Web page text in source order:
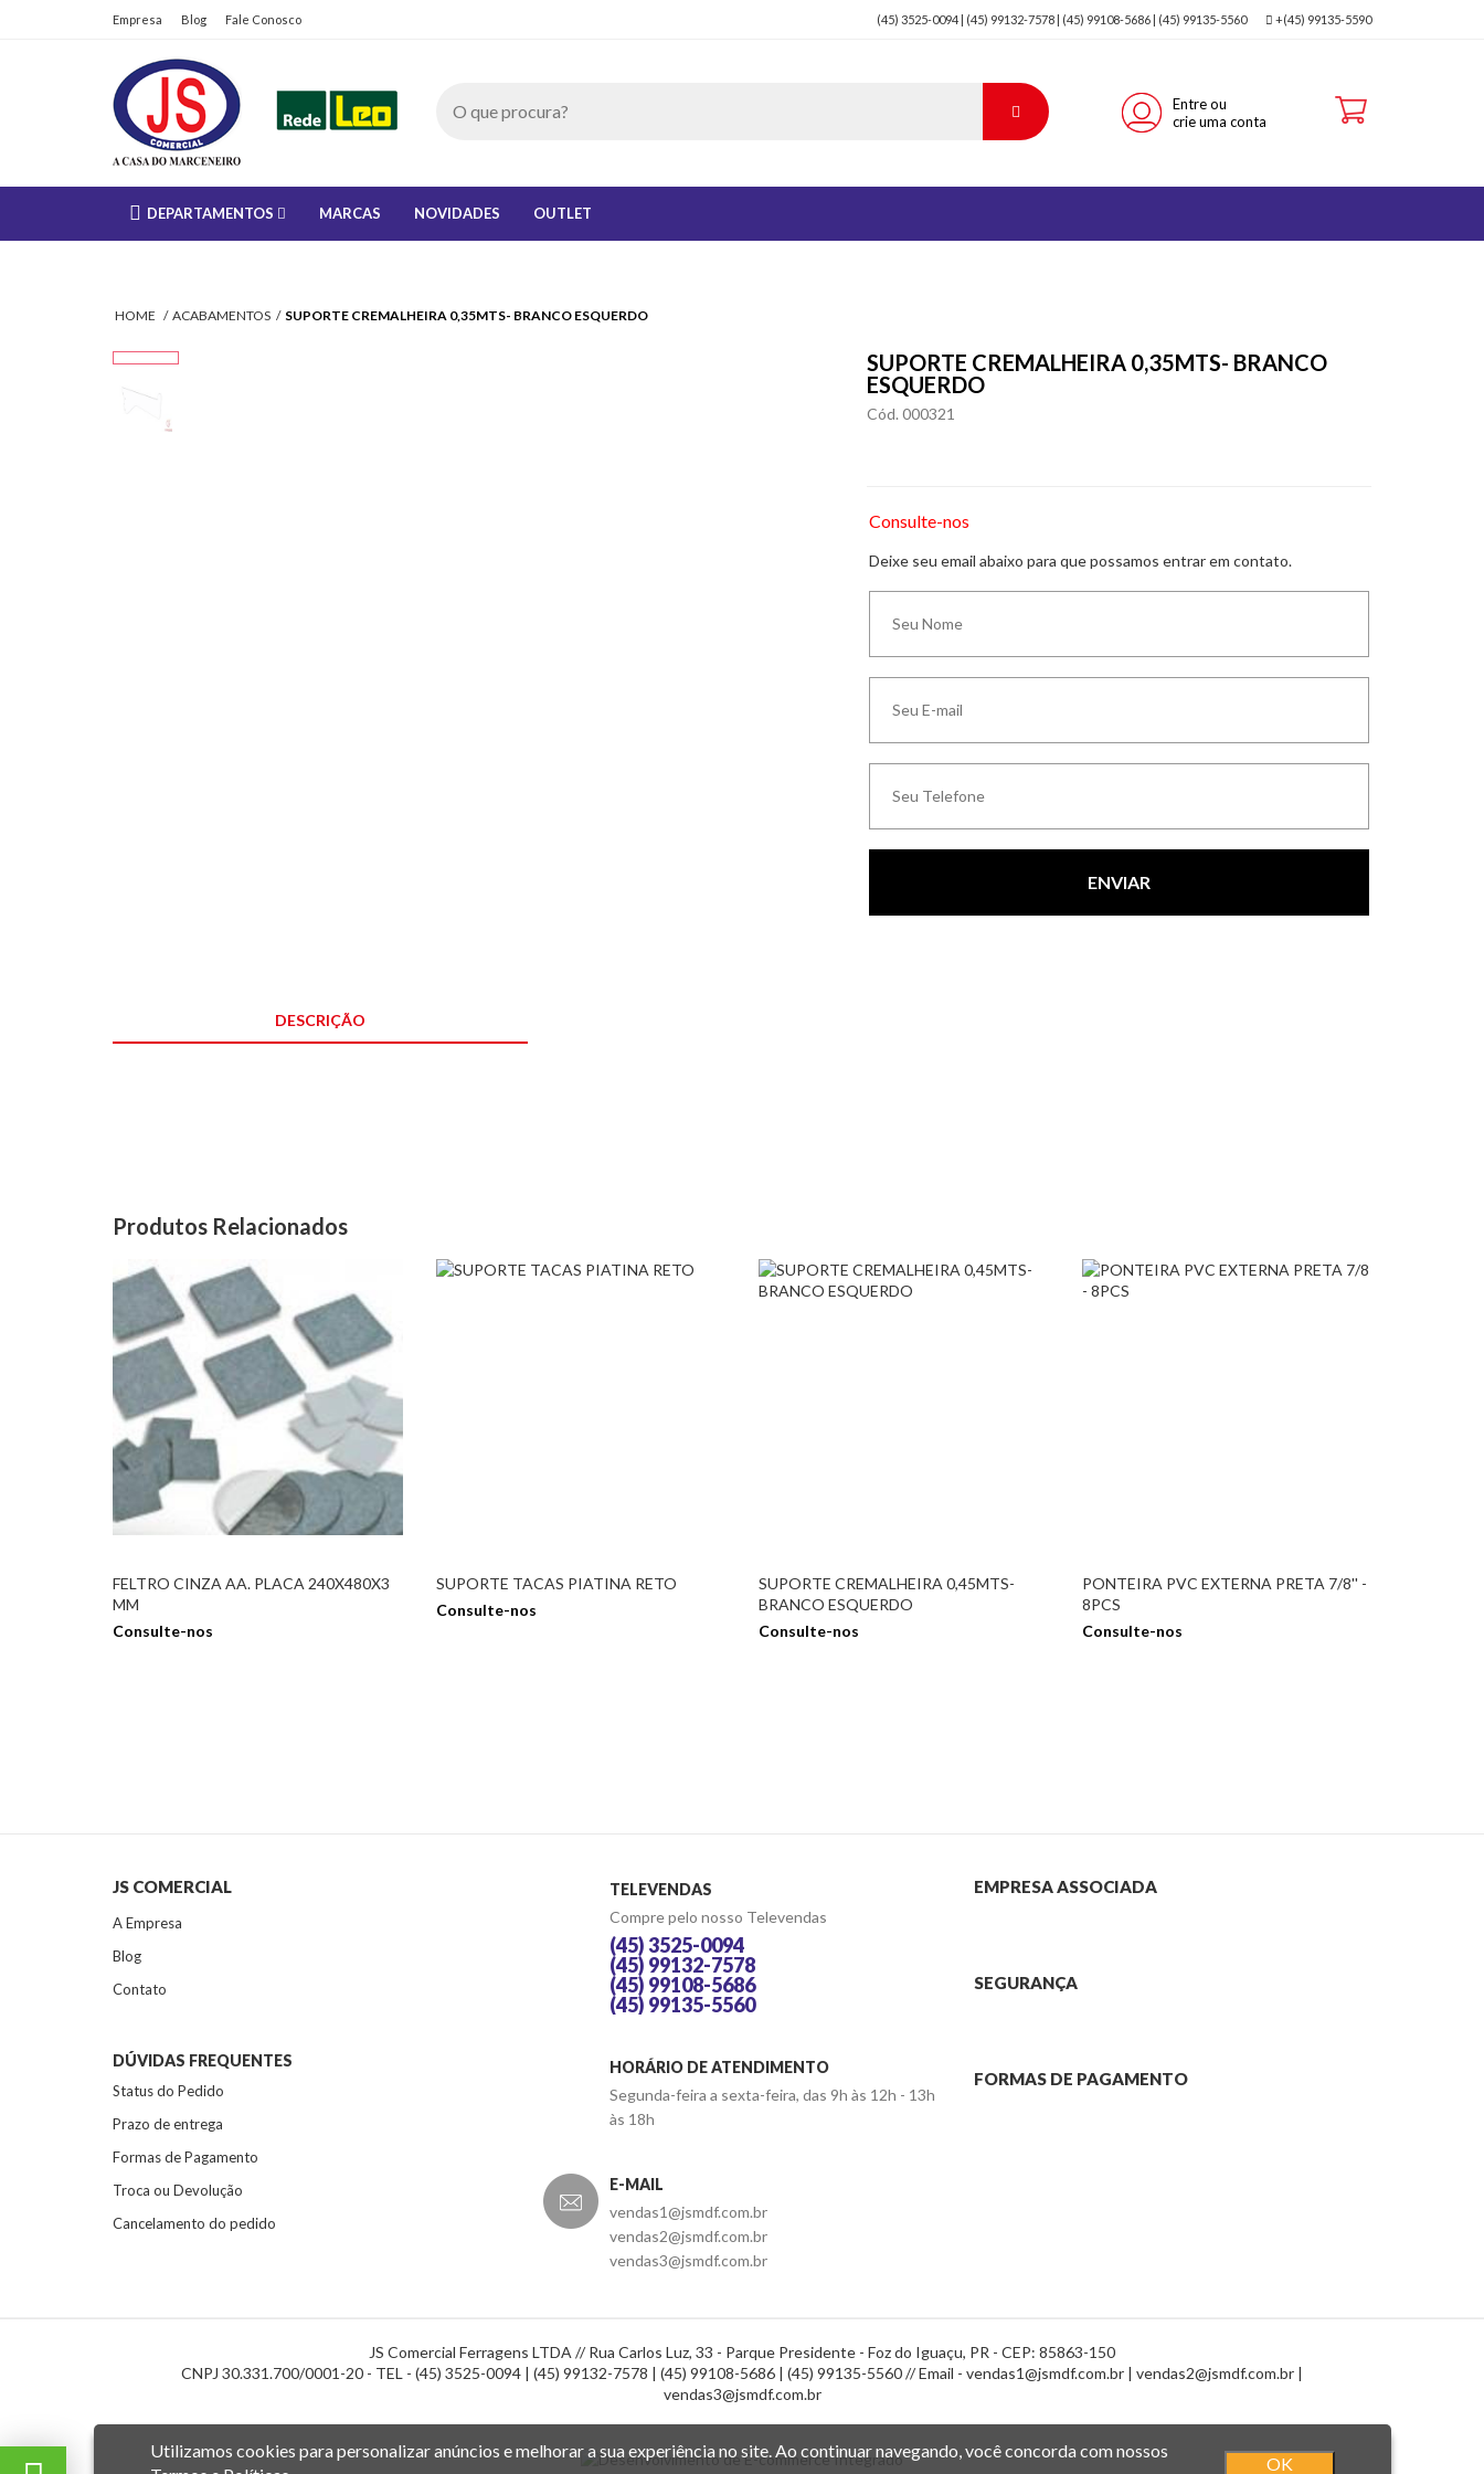
Empresa Blog Fale Conosco (45) 3525-0094 | (45) 99132-7578 | (45) 99108-5686 | (45) 99135-5560 +(45) 99135-5590
Entre ou
crie uma conta
DEPARTAMENTOS MARCAS NOVIDADES OUTLET
HOME ACABAMENTOS SUPORTE CREMALHEIRA 0,35MTS- BRANCO ESQUERDO
SUPORTE CREMALHEIRA 0,35MTS- BRANCO
ESQUERDO
Cód. 000321
Consulte-nos
Deixe seu email abaixo para que possamos entrar em contato.
ENVIAR
DESCRIÇÃO
Produtos Relacionados
FELTRO CINZA AA. PLACA 240X480X3
MM
Consulte-nos
SUPORTE TACAS PIATINA RETO
Consulte-nos
SUPORTE CREMALHEIRA 0,45MTS-
BRANCO ESQUERDO
Consulte-nos
PONTEIRA PVC EXTERNA PRETA 7/8'' -
8PCS
Consulte-nos
JS COMERCIAL
A Empresa
Blog
Contato
DÚVIDAS FREQUENTES
Status do Pedido
Prazo de entrega
Formas de Pagamento
Troca ou Devolução
Cancelamento do pedido
TELEVENDAS
Compre pelo nosso Televendas
(45) 3525-0094
(45) 99132-7578
(45) 99108-5686
(45) 99135-5560
HORÁRIO DE ATENDIMENTO
Segunda-feira a sexta-feira, das 9h às 12h - 13h
às 18h
E-MAIL
vendas1@jsmdf.com.br
vendas2@jsmdf.com.br
vendas3@jsmdf.com.br
EMPRESA ASSOCIADA
SEGURANÇA
FORMAS DE PAGAMENTO
JS Comercial Ferragens LTDA // Rua Carlos Luz, 33 - Parque Presidente - Foz do Iguaçu, PR - CEP: 85863-150
CNPJ 30.331.700/0001-20 - TEL - (45) 3525-0094 | (45) 99132-7578 | (45) 99108-5686 | (45) 99135-5560 // Email - vendas1@jsmdf.com.br | vendas2@jsmdf.com.br |
vendas3@jsmdf.com.br
Utilizamos cookies para personalizar anúncios e melhorar a sua experiência no site. Ao continuar navegando, você concorda com nossos
OK